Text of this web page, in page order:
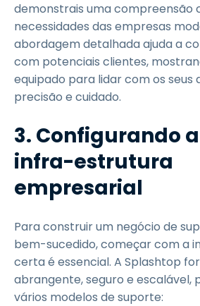
demonstrais uma compreensão
necessidades das empresas
abordagem detalhada ajuda a
com potenciais clientes,
equipado para lidar com os seus
precisão e cuidado.
3. Configurando
infra-estrutura
empresarial
Para construir um negócio de
bem-sucedido, começar com a
certa é essencial. A Splashtop
abrangente, seguro e escalável,
vários modelos de suporte: